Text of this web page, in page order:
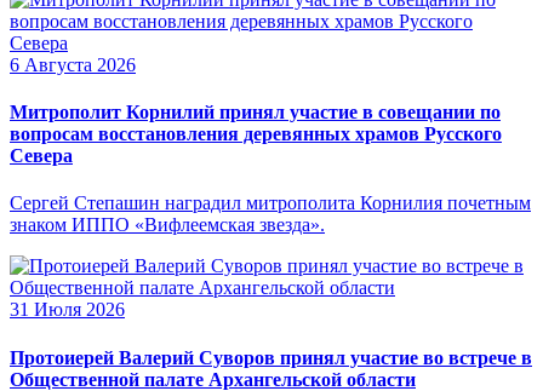
6 Августа 2026
Митрополит Корнилий принял участие в совещании по
вопросам восстановления деревянных храмов Русского
Севера
Сергей Степашин наградил митрополита Корнилия почетным
знаком ИППО «Вифлеемская звезда».
31 Июля 2026
Протоиерей Валерий Суворов принял участие во встрече в
Общественной палате Архангельской области